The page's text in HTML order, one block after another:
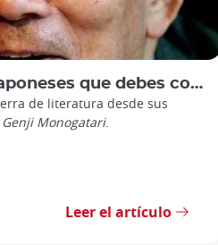
que debes conocer
de literatura desde sus
Genji Monogatari.
Leer el artículo